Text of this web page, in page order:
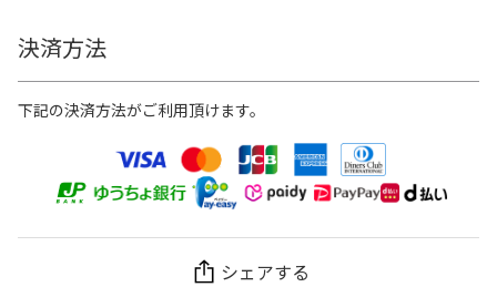
決済方法
下記の決済方法がご利用頂けます。
シェアする